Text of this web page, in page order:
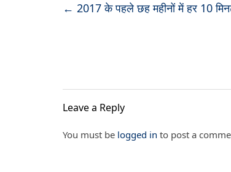
← 2017 के पहले छह महीनों में हर 10
Leave a Reply
You must be logged in to post a